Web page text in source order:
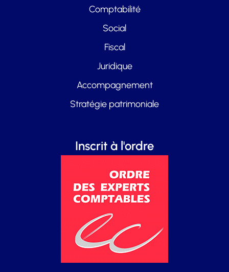
Comptabilité
Social
Fiscal
Juridique
Accompagnement
Stratégie patrimoniale
Inscrit à l'ordre